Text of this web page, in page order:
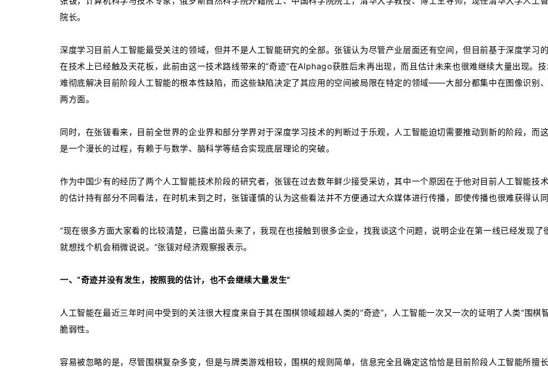
院长。
深度学习目前人工智能最受关注的领域，但并不是人工智能研究的全部。张钹认为尽管产业层面还有空间，但目前基于深度学习
在技术上已经触及天花板，此前由这一技术路线带来的“奇迹”在Alphago获胜后未再出现，而且估计未来也很难继续大量出现。技
难彻底解决目前阶段人工智能的根本性缺陷，而这些缺陷决定了其应用的空间被局限在特定的领域——大部分都集中在图像识别
两方面。
同时，在张钹看来，目前全世界的企业界和部分学界对于深度学习技术的判断过于乐观，人工智能迫切需要推动到新的阶段，而
是一个漫长的过程，有赖于与数学、脑科学等结合实现底层理论的突破。
作为中国少有的经历了两个人工智能技术阶段的研究者，张钹在过去数年鲜少接受采访，其中一个原因在于他对目前人工智能技
的估计持有部分不同看法，在时机未到之时，张钹谨慎的认为这些看法并不方便通过大众媒体进行传播，即使传播也很难获得认同
“现在很多方面大家看的比较清楚，已露出苗头来了，我现在也接触到很多企业，找我谈这个问题，说明企业在第一线已经发现了
就想找个机会稍微说说。”张钹对经济观察报表示。
一、“奇迹并没有发生，按照我的估计，也不会继续大量发生”
人工智能在最近三年时间中受到的关注很大程度来自于其在围棋领域超越人类的“奇迹”，人工智能一次又一次的证明了人类“围棋
脆弱性。
容易被忽略的是，尽管围棋复杂多变，但是与牌类游戏相较，围棋的规则简单，信息完全且确定这恰恰是目前阶段人工智能所擅长